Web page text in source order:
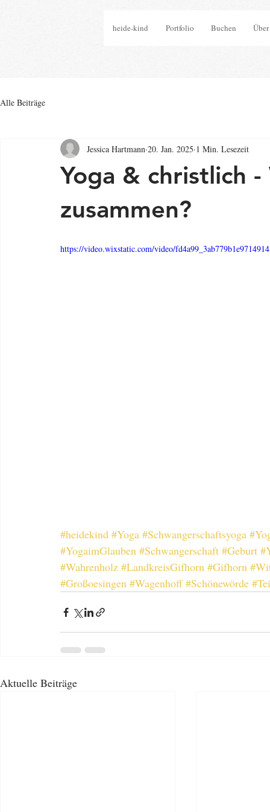
heide-kind Portfolio Buchen
Alle Beiträge
Yoga & christlich
zusammen?
Jessica Hartmann 20. Jan. 2025 1 Min. Lesezeit
https://video.wixstatic.com/video/
#heidekind #Yoga #Schwangerschaftsyoga
#YogaimGlauben #Schwangerschaft #Geburt
#Wahrenholz #LandkreisGifhorn #Gifhorn
#Großoesingen #Wagenhoff #Schönewörde
Aktuelle Beiträge